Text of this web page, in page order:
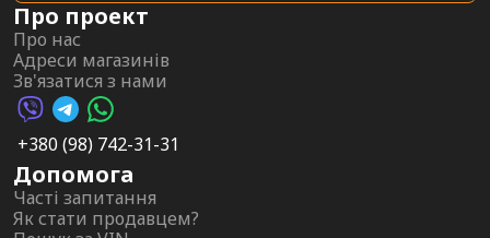
Про проект
Про нас
Адреси магазинів
Зв'язатися з нами
Viber AutoPalma
Telegram AutoPalma
WhatsApp AutoPalma
+380 (98) 742-31-31
Допомога
Часті запитання
Як стати продавцем?